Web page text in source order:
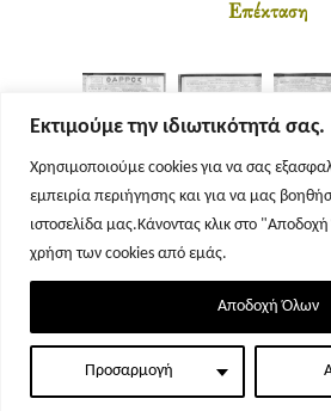
Εκτιμούμε την ιδιωτικότητά σας.
Χρησιμοποιούμε cookies για να σας
εμπειρία περιήγησης και για να μας
ιστοσελίδα μας.Κάνοντας κλικ στο
χρήση των cookies από εμάς.
Προσαρμογή
Αποδοχή Όλων
Επέκταση
Σελίδα 1 Σελίδα 2